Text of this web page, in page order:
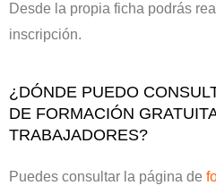
Desde la propia ficha podrás
inscripción.
¿DÓNDE PUEDO
DE FORMACIÓN
TRABAJADORES?
Puedes consultar la página de